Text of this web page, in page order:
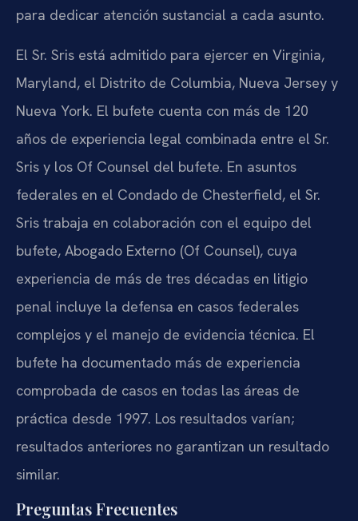
para dedicar atención sustancial a cada asunto.
El Sr. Sris está admitido para ejercer en Virginia,
Maryland, el Distrito de Columbia, Nueva Jersey y
Nueva York. El bufete cuenta con más de 120
años de experiencia legal combinada entre el Sr.
Sris y los Of Counsel del bufete. En asuntos
federales en el Condado de Chesterfield, el Sr.
Sris trabaja en colaboración con el equipo del
bufete, Abogado Externo (Of Counsel), cuya
experiencia de más de tres décadas en litigio
penal incluye la defensa en casos federales
complejos y el manejo de evidencia técnica. El
bufete ha documentado más de experiencia
comprobada de casos en todas las áreas de
práctica desde 1997. Los resultados varían;
resultados anteriores no garantizan un resultado
similar.
Preguntas Frecuentes